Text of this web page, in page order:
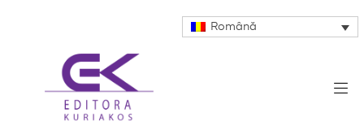
Română